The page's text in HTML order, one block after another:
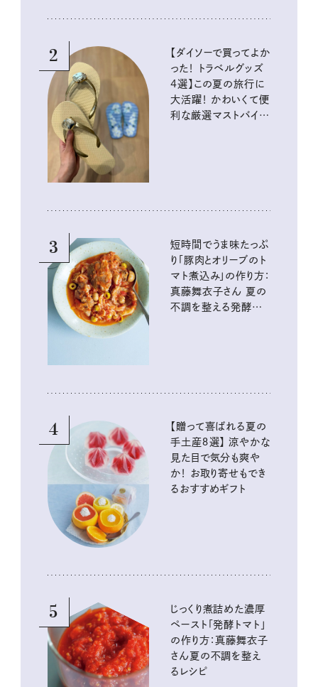
2
【ダイソーで買ってよか
った！ トラベルグッズ
4選】この夏の旅行に
大活躍！ かわいくて便
利な厳選マストバイア
3
短時間でうま味たっぷ
り「豚肉とオリーブのト
マト煮込み」の作り方：
真藤舞衣子さん 夏の
不調を整える発酵レ
4
【贈って喜ばれる夏の
手土産８選】 涼やかな
見た目で気分も爽や
か！ お取り寄せもでき
るおすすめギフト
5
じっくり煮詰めた濃厚
ペースト「発酵トマト」
の作り方：真藤舞衣子
さん夏の不調を整え
るレシピ